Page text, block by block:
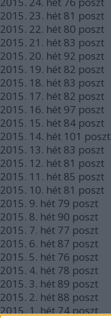
2015. 23. hét 81 poszt
2015. 22. hét 80 poszt
2015. 21. hét 83 poszt
2015. 20. hét 92 poszt
2015. 19. hét 82 poszt
2015. 18. hét 83 poszt
2015. 17. hét 82 poszt
2015. 16. hét 97 poszt
2015. 15. hét 84 poszt
2015. 14. hét 101 poszt
2015. 13. hét 83 poszt
2015. 12. hét 81 poszt
2015. 11. hét 85 poszt
2015. 10. hét 81 poszt
2015. 9. hét 79 poszt
2015. 8. hét 90 poszt
2015. 7. hét 77 poszt
2015. 6. hét 87 poszt
2015. 5. hét 76 poszt
2015. 4. hét 78 poszt
2015. 3. hét 89 poszt
2015. 2. hét 88 poszt
2015.1. hét74poszt